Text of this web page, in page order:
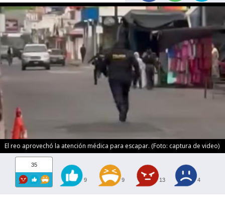
El reo aprovechó la atención médica para escapar. (Foto: captura de video)
35
9 9 13 4